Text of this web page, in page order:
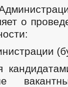
о